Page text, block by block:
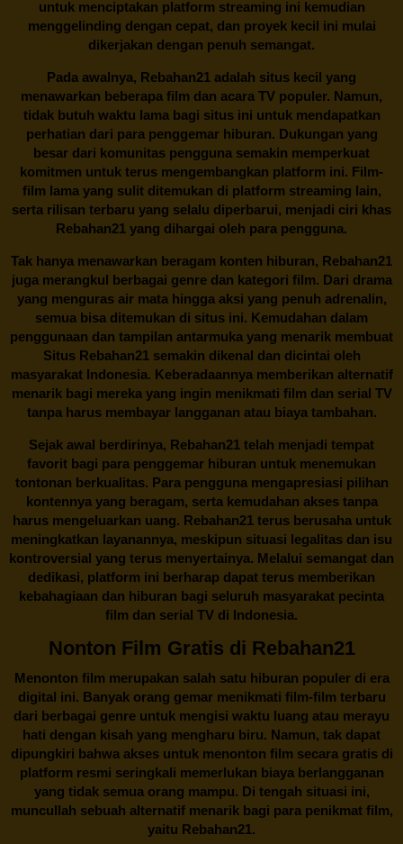
untuk menciptakan platform streaming ini kemudian
menggelinding dengan cepat, dan proyek kecil ini mulai
dikerjakan dengan penuh semangat.
Pada awalnya, Rebahan21 adalah situs kecil yang
menawarkan beberapa film dan acara TV populer. Namun,
tidak butuh waktu lama bagi situs ini untuk mendapatkan
perhatian dari para penggemar hiburan. Dukungan yang
besar dari komunitas pengguna semakin memperkuat
komitmen untuk terus mengembangkan platform ini. Film-
film lama yang sulit ditemukan di platform streaming lain,
serta rilisan terbaru yang selalu diperbarui, menjadi ciri khas
Rebahan21 yang dihargai oleh para pengguna.
Tak hanya menawarkan beragam konten hiburan, Rebahan21
juga merangkul berbagai genre dan kategori film. Dari drama
yang menguras air mata hingga aksi yang penuh adrenalin,
semua bisa ditemukan di situs ini. Kemudahan dalam
penggunaan dan tampilan antarmuka yang menarik membuat
Situs Rebahan21semakin dikenal dan dicintai oleh
masyarakat Indonesia. Keberadaannya memberikan alternatif
menarik bagi mereka yang ingin menikmati film dan serial TV
tanpa harus membayar langganan atau biaya tambahan.
Sejak awal berdirinya, Rebahan21 telah menjadi tempat
favorit bagi para penggemar hiburan untuk menemukan
tontonan berkualitas. Para pengguna mengapresiasi pilihan
kontennya yang beragam, serta kemudahan akses tanpa
harus mengeluarkan uang. Rebahan21terus berusaha untuk
meningkatkan layanannya, meskipun situasi legalitas dan isu
kontroversial yang terus menyertainya. Melalui semangat dan
dedikasi, platform ini berharap dapat terus memberikan
kebahagiaan dan hiburan bagi seluruh masyarakat pecinta
film dan serial TV di Indonesia.
Nonton Film Gratis di Rebahan21
Menonton film merupakan salah satu hiburan populer di era
digital ini. Banyak orang gemar menikmati film-film terbaru
dari berbagai genre untuk mengisi waktu luang atau merayu
hati dengan kisah yang mengharu biru. Namun, tak dapat
dipungkiri bahwa akses untuk menonton film secara gratis di
platform resmi seringkali memerlukan biaya berlangganan
yang tidak semua orang mampu. Di tengah situasi ini,
muncullah sebuah alternatif menarik bagi para penikmat film,
yaitu Rebahan21.